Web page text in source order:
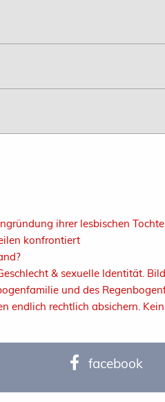
ihrer lesbischen
konfrontiert
& sexuelle Identität.
und des
endlich rechtlich absichern.
facebook